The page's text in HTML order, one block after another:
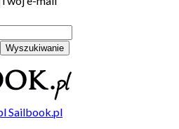
Sailbook.pl